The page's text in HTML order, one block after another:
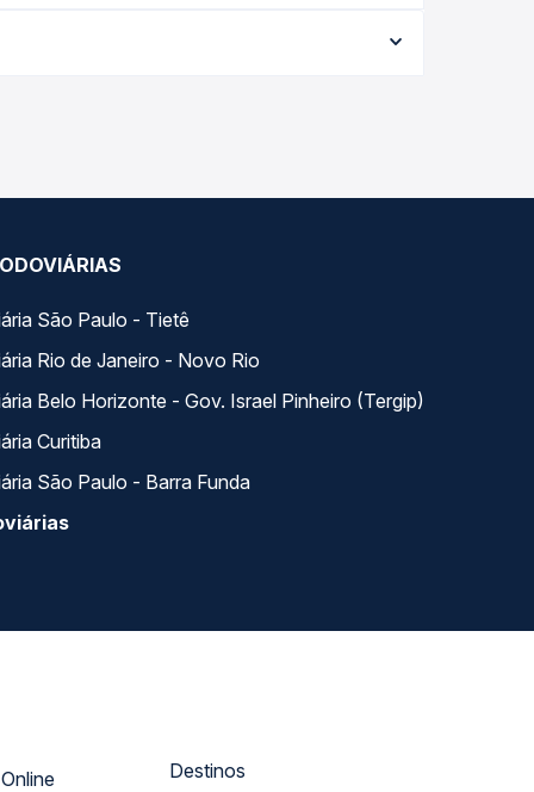
e garante a melhor oferta para o seu roteiro.
São Paulo - Tietê
Rio de Janeiro - Novo Rio
Belo Horizonte - Gov. Israel Pinheiro (Tergip)
Curitiba
São Paulo - Barra Funda
Atendimento Online
Destinos